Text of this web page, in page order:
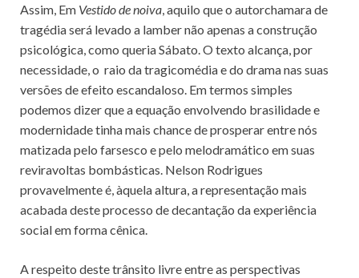
Assim, Em Vestido de noiva, aquilo que o autorchamara de
tragédia será levado a lamber não apenas a construção
psicológica, como queria Sábato. O texto alcança, por
necessidade, o raio da tragicomédia e do drama nas suas
versões de efeito escandaloso. Em termos simples
podemos dizer que a equação envolvendo brasilidade e
modernidade tinha mais chance de prosperar entre nós
matizada pelo farsesco e pelo melodramático em suas
reviravoltas bombásticas. Nelson Rodrigues
provavelmente é, àquela altura, a representação mais
acabada deste processo de decantação da experiência
social em forma cênica.
A respeito deste trânsito livre entre as perspectivas